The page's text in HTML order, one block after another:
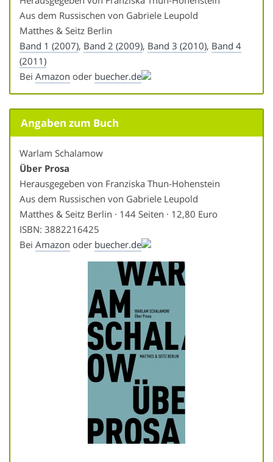
Aus dem Russischen von Gabriele Leupold
Matthes & Seitz Berlin
Band 1 (2007), Band 2 (2009), Band 3 (2010), Band 4
(2011)
Bei Amazon oder buecher.de
Angaben zum Buch
Warlam Schalamow
Über Prosa
Herausgegeben von Franziska Thun-Hohenstein
Aus dem Russischen von Gabriele Leupold
Matthes & Seitz Berlin · 144 Seiten · 12,80 Euro
ISBN: 3882216425
Bei Amazon oder buecher.de